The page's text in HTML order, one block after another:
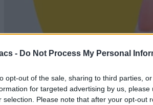
- Do Not Process My Personal
opt-out of the sale, sharing to third parties,
for targeted advertising by us,
selection. Please note that after your opt-out
Android